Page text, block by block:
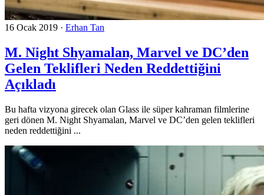
16 Ocak 2019 · Erhan Tan
M. Night Shyamalan, Marvel ve DC’den
Gelen Teklifleri Neden Reddettiğini
Açıkladı
Bu hafta vizyona girecek olan Glass ile süper kahraman filmlerine
geri dönen M. Night Shyamalan, Marvel ve DC’den gelen teklifleri
neden reddettiğini ...